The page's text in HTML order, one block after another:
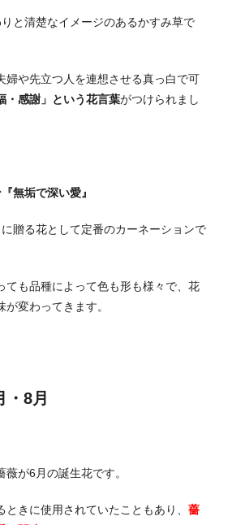
と清楚なイメージのあるかすみ草で
婦や先立つ人を連想させる真っ白で可
・感謝」という花言葉がつけられまし
無垢で深い愛』
贈る花として定番のカーネーションで
ても品種によって色も形も様々で、花
変わってきます。
・8月
が6月の誕生花です。
きに使用されていたこともあり、 薔